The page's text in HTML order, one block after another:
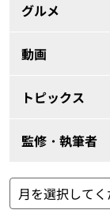
グルメ
動画
トピックス
監修・執筆者